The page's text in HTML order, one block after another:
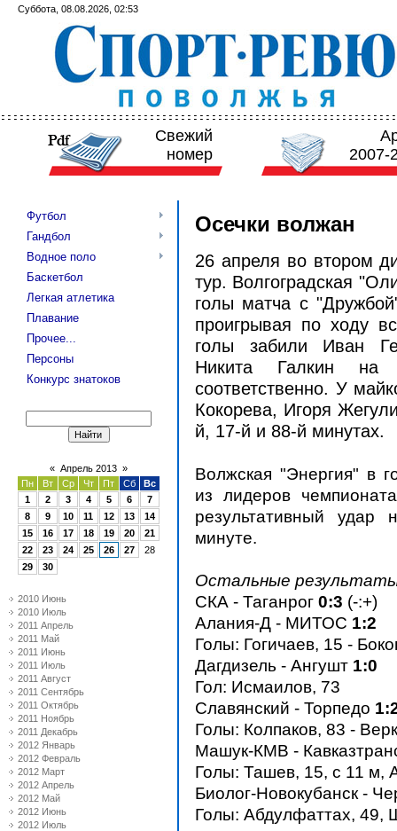
Суббота, 08.08.2026, 02:53
Свежий
номер
2007-
Футбол
Гандбол
Водное поло
Баскетбол
Легкая атлетика
Плавание
Прочее...
Персоны
Конкурс знатоков
« Апрель 2013 »
Пн
Вт Ср Чт Пт Сб
Вс
1
2 3 4 5 6
7
8
9 10 11 12 13
14
15
16 17 18 19 20
21
22
23 24 25 26 27
28
29
30
2010 Июнь
2010 Июль
2011 Апрель
2011 Май
2011 Июнь
2011 Июль
2011 Август
2011 Сентябрь
2011 Октябрь
2011 Ноябрь
2011 Декабрь
2012 Январь
2012 Февраль
2012 Март
2012 Апрель
2012 Май
2012 Июнь
2012 Июль
Осечки волжан
26 апреля во втором
тур. Волгоградская
голы матча с
проигрывая по ходу
голы забили Иван
Никита Галкин
соответственно. У
Кокорева, Игоря
й, 17-й и 88-й минутах.
Волжская "Энергия" в
из лидеров
результативный
минуте.
Остальные
СКА - Таганрог 0:3 (-:+)
Алания-Д - МИТОС 1:2
Голы: Гогичаев, 15 -
Дагдизель - Ангушт 1:0
Гол: Исмаилов, 73
Славянский - Торпедо
Голы: Колпаков, 83 -
Машук-КМВ -
Голы: Ташев, 15, с 11 м,
Биолог-Новокубанск -
Голы: Абдулфаттах, 49,